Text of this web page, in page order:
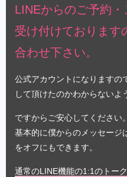
LINEからのご予約
受け付けております
合わせ下さい。
公式アカウントになりますの
して頂けたのかわからないよ
ですからご安心してください。
基本的に僕からのメッセージ
をオフにもできます。
通常のLINE機能の1:1のトーク